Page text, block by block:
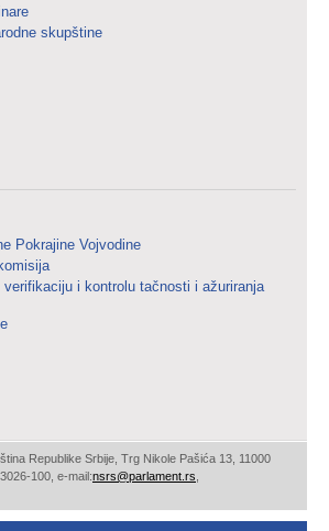
skupštine
Pokrajine Vojvodine
i kontrolu tačnosti i ažuriranja
Republike Srbije, Trg Nikole Pašića 13, 11000
100, e-mail:nsrs@parlament.rs